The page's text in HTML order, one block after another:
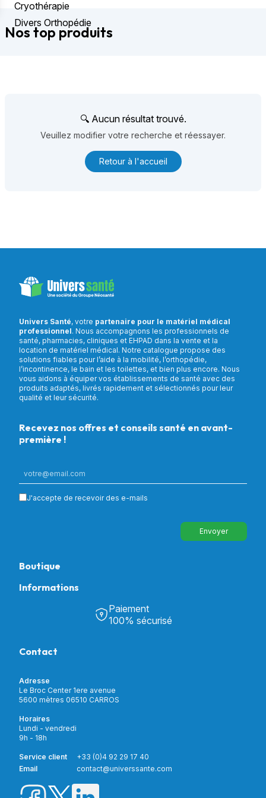
Cryothérapie
Divers Orthopédie
Nos top produits
🔍 Aucun résultat trouvé.
Veuillez modifier votre recherche et réessayer.
Retour à l'accueil
Univers Santé, votre partenaire pour le matériel médical
professionnel. Nous accompagnons les professionnels de
santé, pharmacies, cliniques et EHPAD dans la vente et la
location de matériel médical. Notre catalogue propose des
solutions fiables pour l’aide à la mobilité, l’orthopédie,
l’incontinence, le bain et les toilettes, et bien plus encore. Nous
vous aidons à équiper vos établissements de santé avec des
produits adaptés, livrés rapidement et sélectionnés pour leur
qualité et leur sécurité.
Recevez nos offres et conseils santé en avant-
première !
J'accepte de recevoir des e-mails
Envoyer
Boutique
Puériculture
Incontinence
Soins & Diagnostic
Aide à la mobilité
Matériel de location
Nouveautés
Promotions
Prix barrés
Informations
Découvrir Univers Santé
Notre catalogue
Mon compte
Livraison et paiement
Paiement
100% sécurisé
Contact
Adresse
Le Broc Center 1ere avenue
5600 mètres 06510 CARROS
Horaires
Lundi - vendredi
9h - 18h
Service client
+33 (0)4 92 29 17 40
Email
contact@universsante.com